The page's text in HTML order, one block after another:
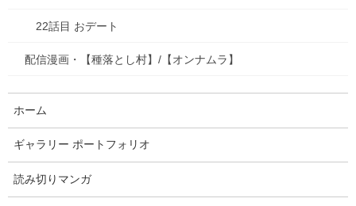
22話目 おデート
配信漫画・【種落とし村】/【オンナムラ】
ホーム
ギャラリー ポートフォリオ
読み切りマンガ